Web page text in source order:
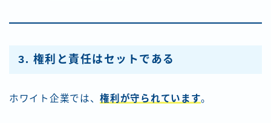
3. 権利と責任はセットである
ホワイト企業では、権利が守られています。